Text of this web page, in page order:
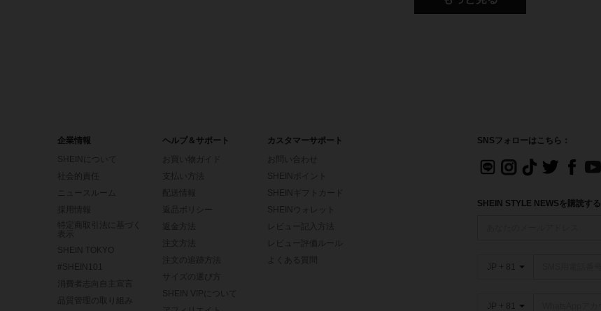
企業情報
SHEINについて
ニュースルーム
SHEIN TOKYO
#SHEIN101
消費者志向自主宣言
品質管理の取り組み
ヘルプ＆サポート
お買い物ガイド
支払い方法
返品ポリシー
サイズの選び方
SHEIN VIPについて
カスタマーサポート
お問い合わせ
SHEINポイント
SHEINギフトカード
SHEINウォレット
レビュー記入方法
レビュー評価ルール
よくある質問
SNSフォローはこちら：
SHEIN STYLE NEWSを購読する
JP + 81
JP + 81